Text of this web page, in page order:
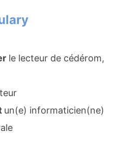
le lecteur de cédérom,
un(e) informaticien(ne)